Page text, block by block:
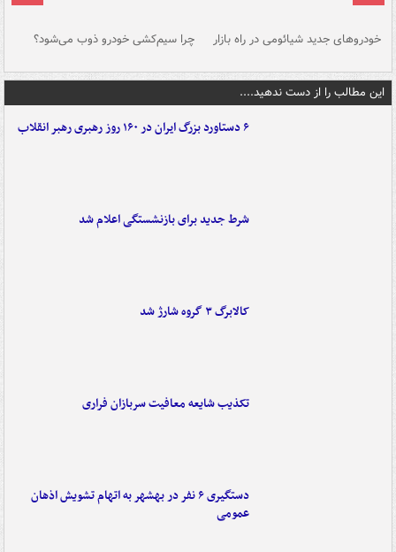
خودروهای جدید شیائومی در راه بازار چرا سیم‌کشی خودرو ذوب می‌شود؟
این مطالب را از دست ندهید....
۶ دستاورد بزرگ ایران در ۱۶۰ روز رهبری رهبر انقلاب
شرط جدید برای بازنشستگی اعلام شد
کالابرگ ۳ گروه شارژ شد
تکذیب شایعه معافیت سربازان فراری
دستگیری ۶ نفر در بهشهر به اتهام تشویش اذهان
عمومی